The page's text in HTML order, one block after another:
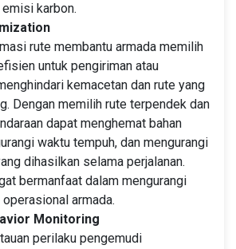
karbon.
rute membantu armada memilih
untuk pengiriman atau
kemacetan dan rute yang
Dengan memilih rute terpendek dan
dapat menghemat bahan
waktu tempuh, dan mengurangi
dihasilkan selama perjalanan.
bermanfaat dalam mengurangi
armada.
Monitoring
perilaku pengemudi